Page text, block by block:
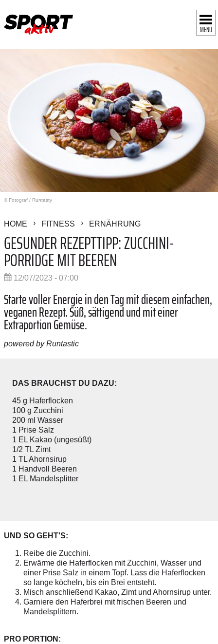
MENÜ
© Fotograf / Runtasty
HOME FITNESS ERNÄHRUNG
GESUNDER REZEPTTIPP: ZUCCHINI-
PORRIDGE MIT BEEREN
12/07/2023 - 07:00
Starte voller Energie in den Tag mit diesem einfachen,
veganen Rezept. Süß, sättigend und mit einer
Extraportion Gemüse.
powered by Runtastic
DAS BRAUCHST DU DAZU:
45 g Haferflocken
100 g Zucchini
200 ml Wasser
1 Prise Salz
1 EL Kakao (ungesüßt)
1/2 TL Zimt
1 TL Ahornsirup
1 Handvoll Beeren
1 EL Mandelsplitter
UND SO GEHT'S:
Reibe die Zucchini.
Erwärme die Haferflocken mit Zucchini, Wasser und
einer Prise Salz in einem Topf. Lass die Haferflocken
so lange köcheln, bis ein Brei entsteht.
Misch anschließend Kakao, Zimt und Ahornsirup unter.
Garniere den Haferbrei mit frischen Beeren und
Mandelsplittern.
PRO PORTION: